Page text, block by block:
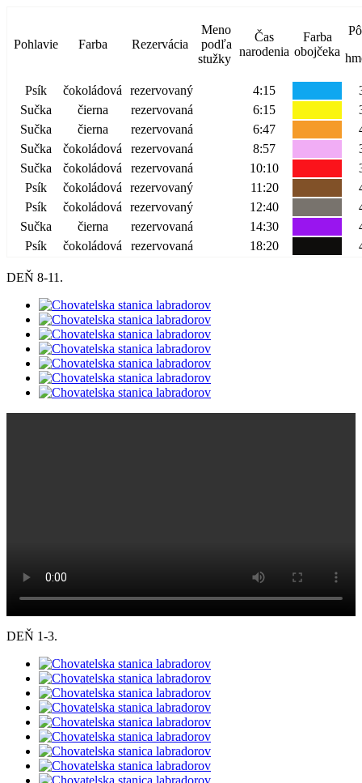
Pohlavie Farba Rezervácia
Meno
podľa
stužky
Čas
narodenia
Farba
obojčeka
Psík čokoládová rezervovaný 4:15
Sučka
čierna rezervovaná 6:15
Sučka
čierna rezervovaná 6:47
Sučka
čokoládová rezervovaná 8:57
Sučka
čokoládová rezervovaná 10:10
Psík
čokoládová rezervovaný 11:20
Psík
čokoládová rezervovaný 12:40
Sučka
čierna rezervovaná 14:30
Psík
čokoládová rezervovaná 18:20
DEŇ 8-11.
DEŇ 1-3.